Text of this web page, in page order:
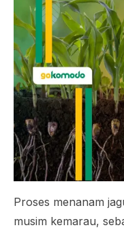
Proses menanam
musim kemarau,